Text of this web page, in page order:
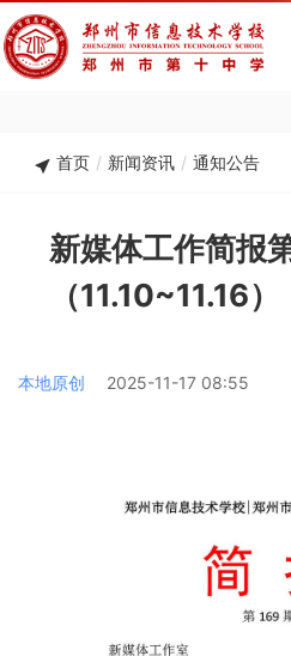
首页 / 新闻资讯 / 通知公告
新媒体工作简报
（11.10~11.16）
本地原创 2025-11-17 08:55